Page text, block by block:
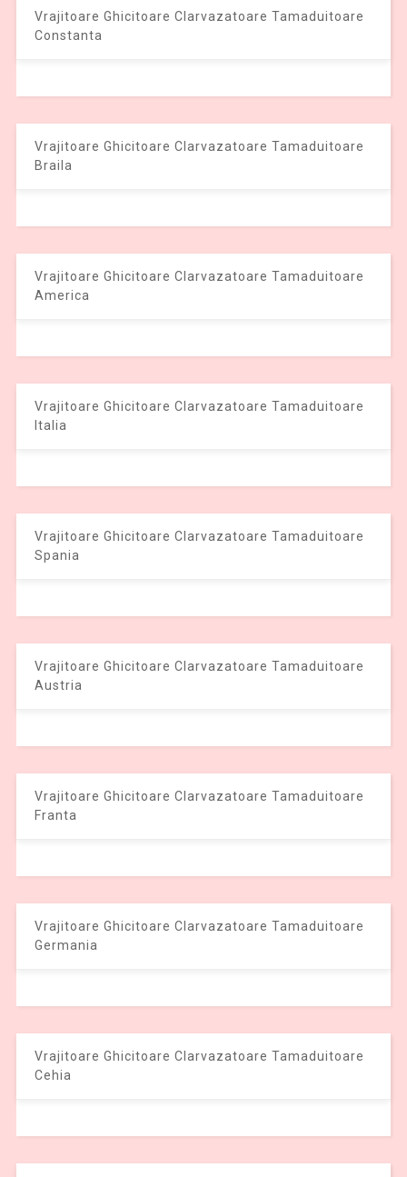
Vrajitoare Ghicitoare Clarvazatoare Tamaduitoare
Constanta
Vrajitoare Ghicitoare Clarvazatoare Tamaduitoare
Braila
Vrajitoare Ghicitoare Clarvazatoare Tamaduitoare
America
Vrajitoare Ghicitoare Clarvazatoare Tamaduitoare
Italia
Vrajitoare Ghicitoare Clarvazatoare Tamaduitoare
Spania
Vrajitoare Ghicitoare Clarvazatoare Tamaduitoare
Austria
Vrajitoare Ghicitoare Clarvazatoare Tamaduitoare
Franta
Vrajitoare Ghicitoare Clarvazatoare Tamaduitoare
Germania
Vrajitoare Ghicitoare Clarvazatoare Tamaduitoare
Cehia